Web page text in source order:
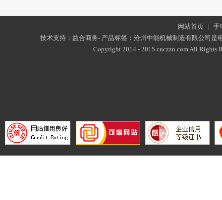
网站首页 | 手
技术支持：益合商务- 产品标签：沧州中能机械制造有限公司是
Copyright 2014 - 2015 cnczzn.com All Rights